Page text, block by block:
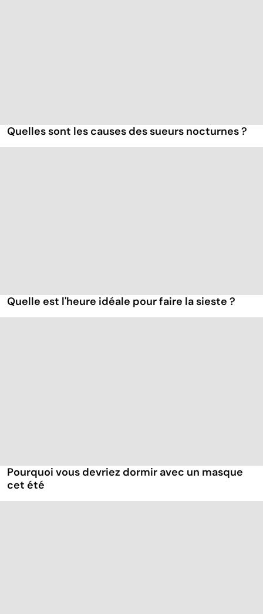
Quelles sont les causes des sueurs nocturnes ?
Quelle est l'heure idéale pour faire la sieste ?
Pourquoi vous devriez dormir avec un masque
cet été